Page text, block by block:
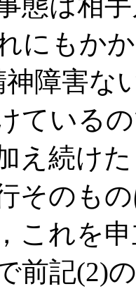
にもか
神障害な
ている
え続け
そのも
これを
前記(2)